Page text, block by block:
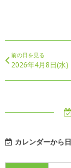
前の日を見る
2026年4月8日(水)
カレンダーから